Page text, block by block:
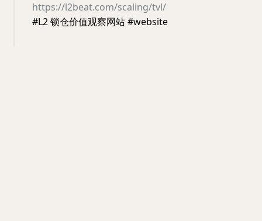
https://l2beat.com/scaling/tvl/
#L2 锁仓价值观察网站 #website